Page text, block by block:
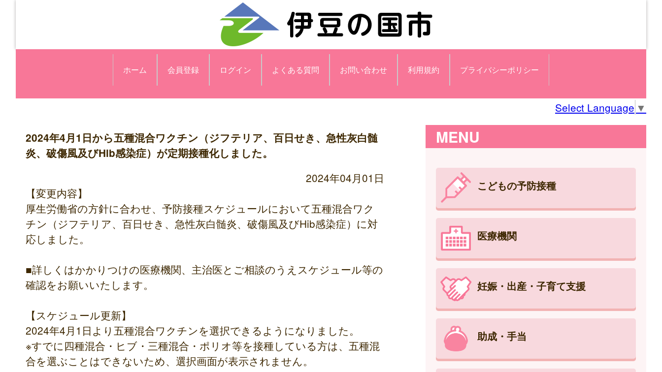
ホーム 会員登録 ログイン よくある質問 お問い合わせ 利用規約 プライバシーポリシー
Select Language ▼
2024年4月1日から五種混合ワクチン（ジフテリア、百日せき、急性灰白髄
炎、破傷風及びHib感染症）が定期接種化しました。
2024年04月01日
【変更内容】
厚生労働省の方針に合わせ、予防接種スケジュールにおいて五種混合ワク
チン（ジフテリア、百日せき、急性灰白髄炎、破傷風及びHib感染症）に対
応しました。
■詳しくはかかりつけの医療機関、主治医とご相談のうえスケジュール等の
確認をお願いいたします。
【スケジュール更新】
2024年4月1日より五種混合ワクチンを選択できるようになりました。
※すでに四種混合・ヒブ・三種混合・ポリオ等を接種している方は、五種混
合を選ぶことはできないため、選択画面が表示されません。
MENU
こどもの予防接種
医療機関
妊娠・出産・子育て支援
助成・手当